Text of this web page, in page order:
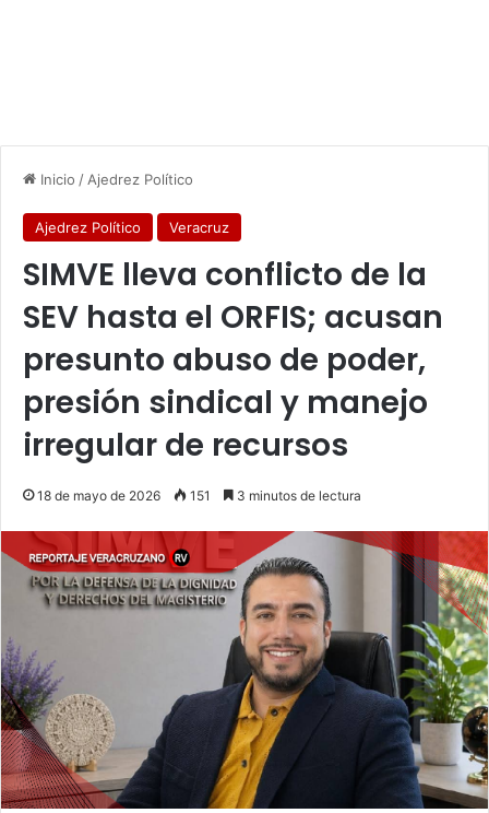
Inicio / Ajedrez Político
Ajedrez Político Veracruz
SIMVE lleva conflicto de la
SEV hasta el ORFIS; acusan
presunto abuso de poder,
presión sindical y manejo
irregular de recursos
18 de mayo de 2026 151 3 minutos de lectura